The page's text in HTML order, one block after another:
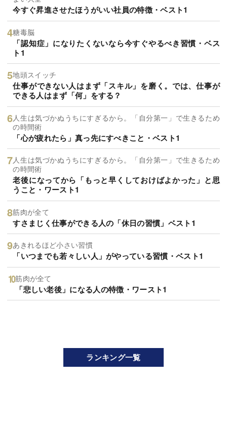
今すぐ昇進させたほうがいい社員の特徴・ベスト1
糖毒脳
「認知症」になりたくないなら今すぐやるべき習慣・ベス
ト1
地頭スイッチ
仕事ができない人はまず「スキル」を磨く。では、仕事が
できる人はまず「何」をする？
人生は気づかぬうちにすぎるから。「自分第一」で生きるため
の時間術
「心が疲れたら」真っ先にすべきこと・ベスト1
人生は気づかぬうちにすぎるから。「自分第一」で生きるため
の時間術
老後になってから「もっと早くしておけばよかった」と思
うこと・ワースト1
筋肉が全て
すさまじく仕事ができる人の「休日の習慣」ベスト1
あきれるほど小さい習慣
「いつまでも若々しい人」がやっている習慣・ベスト1
筋肉が全て
「悲しい老後」になる人の特徴・ワースト1
ランキング一覧